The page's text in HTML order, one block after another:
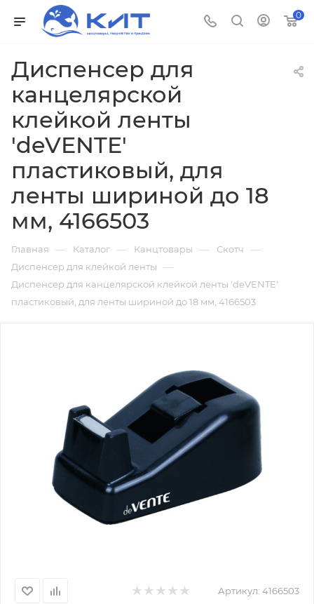
0
Диспенсер для
канцелярской
клейкой ленты
'deVENTE'
пластиковый, для
ленты шириной до 18
мм, 4166503
Главная — Каталог — Канцтовары — Скотч —
Диспенсер для клейкой ленты —
Диспенсер для канцелярской клейкой ленты 'deVENTE'
пластиковый, для ленты шириной до 18 мм, 4166503
Артикул: 4166503